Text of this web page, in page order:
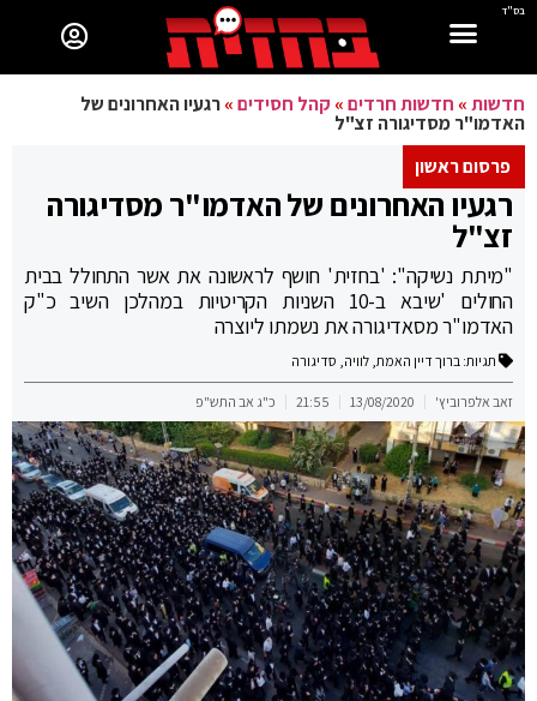
בס"ד
חדשות» חדשות חרדים» קהל חסידים»רגעיו האחרונים של
האדמו"ר מסדיגורה זצ"ל
פרסום ראשון
רגעיו האחרונים של האדמו"ר מסדיגורה
זצ"ל
"מיתת נשיקה": 'בחזית' חושף לראשונה את אשר התחולל בבית
החולים 'שיבא ב-10 השניות הקריטיות במהלכן השיב כ"ק
האדמו"ר מסאדיגורה את נשמתו ליוצרה
תגיות: ברוך דיין האמת, לוויה, סדיגורה
זאב אלפרוביץ' 13/08/2020
21:55 כ"ג אב התש"פ